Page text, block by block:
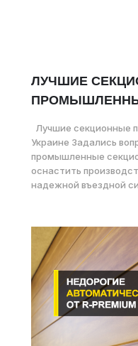
ЛУЧШИЕ
Лучшие секционные
Украине Задались
промышленные
оснастить
надежной въездной